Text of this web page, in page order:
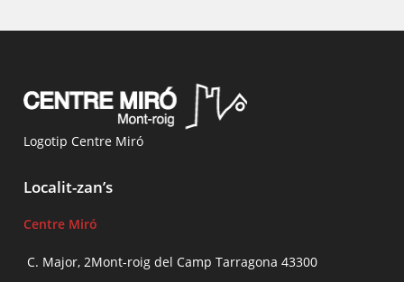
Logotip Centre Miró
Localit-zan’s
Centre Miró
C. Major, 2Mont-roig del Camp Tarragona 43300